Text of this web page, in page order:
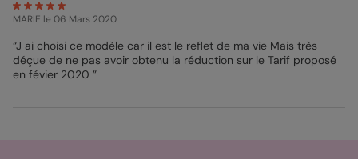
photo de votre choix. Puisque chaque convive est unique,
pensez à personnaliser votre menu. Nous vous proposons pas
papier ! Bien sûr, tous sont de qualité. Et pour que la réception
ne perturbe pas votre organisation, vous décidez même du
mode de livraison ! Choisissez entre livraison express en 24h
MARIE le 06 Mars 2020
“J ai choisi ce modèle car il est le reflet de ma vie Mais très
déçue de ne pas avoir obtenu la réduction sur le Tarif proposé
en févier 2020 ”